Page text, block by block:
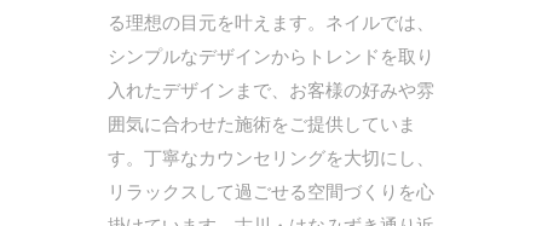
る理想の目元を叶えます。ネイルでは、
シンプルなデザインからトレンドを取り
入れたデザインまで、お客様の好みや雰
囲気に合わせた施術をご提供していま
す。丁寧なカウンセリングを大切にし、
リラックスして過ごせる空間づくりを心